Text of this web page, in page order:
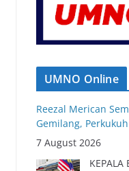
UMNO Online
Reezal Merican
Gemilang,
KEPALA
apabila
10 ADUN Angkat
Hari Ini